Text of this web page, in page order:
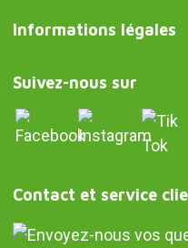
Informations légales
Suivez-nous sur
Contact et service